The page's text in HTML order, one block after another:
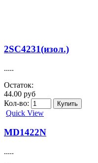
2SC4231(изол.)
.....
Остаток:
44.00 руб
Кол-во:
Quick View
MD1422N
.....